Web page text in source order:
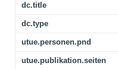
dc.title
dc.type
utue.personen.pnd
utue.publikation.seiten